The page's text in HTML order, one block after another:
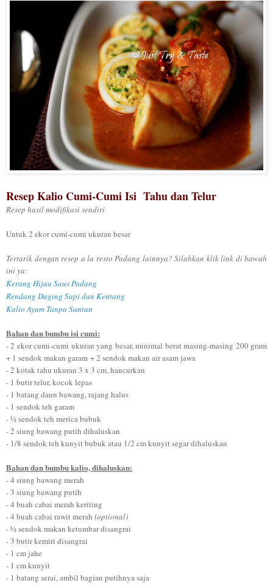
ResepKalio Cumi-Cumi Isi Tahudan Telur
Resep hasil modifikasi sendiri
Untuk 2 ekor cumi-cumi ukuran besar
Tertarik dengan resep a la resto Padang lainnya? Silahkan klik link di bawah
ini ya:
Kerang Hijau Saus Padang
Rendang Daging Sapi dan Kentang
Kalio Ayam Tanpa Santan
Bahan dan bumbu isi cumi:
- 2 ekor cumi-cumi ukuran yang besar, minimal berat masing-masing 200 gram
+ 1 sendok makan garam +2 sendok makan air asam jawa
- 2 kotak tahu ukuran 3 x 3 cm, hancurkan
- 1 butir telur, kocok lepas
- 1 batang daun bawang, rajang halus
- 1 sendok teh garam
- ½ sendok teh merica bubuk
- 2 siung bawang putih dihaluskan
- 1/8 sendok teh kunyit bubuk atau 1/2 cm kunyit segar dihaluskan
Bahan dan bumbu kalio, dihaluskan:
- 4 siung bawang merah
- 3 siung bawang putih
-4 buah cabai merah keriting
- 4 buah cabai rawit merah (optional)
- ½ sendok makan ketumbar disangrai
-3 butir kemiri disangrai
- 1 cmjahe
- 1 cmkunyit
- 1 batang serai, ambil bagian putihnya saja